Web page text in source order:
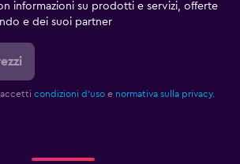
informazioni su prodotti e servizi, offerte
e dei suoi partner
accetti condizioni d'uso e normativa sulla privacy.